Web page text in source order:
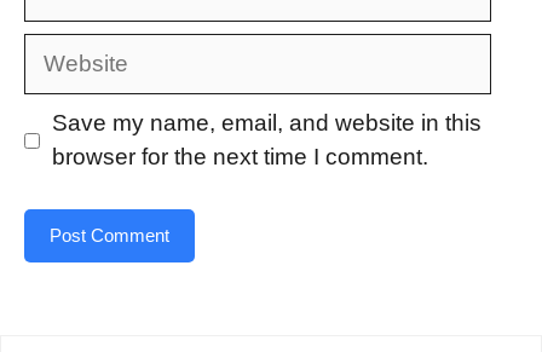
Website
Save my name, email, and website in this
browser for the next time I comment.